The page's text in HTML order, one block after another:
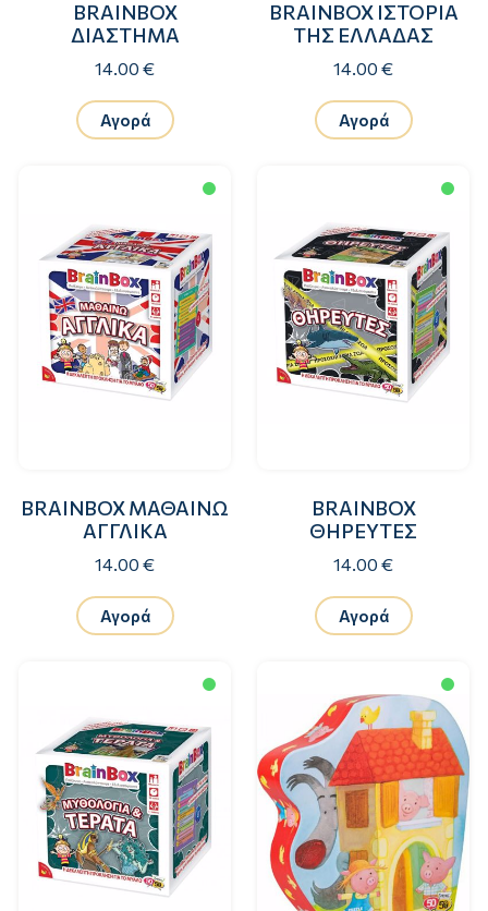
BRAINBOX
ΔΙΑΣΤΗΜΑ
14.00 €
Αγορά
BRAINBOX ΙΣΤΟΡIA
ΤΗΣ ΕΛΛΑΔΑΣ
14.00 €
Αγορά
BRAINBOX ΜΑΘΑΙΝΩ
ΑΓΓΛΙΚΑ
14.00 €
Αγορά
BRAINBOX
ΘΗΡΕΥΤΕΣ
14.00 €
Αγορά